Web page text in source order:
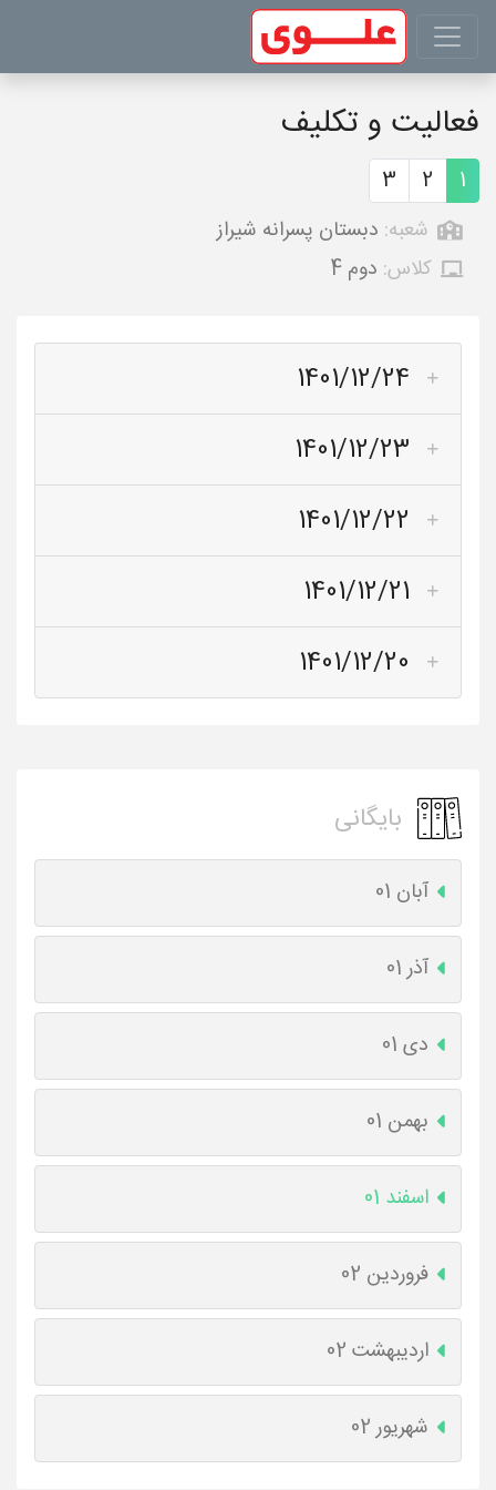
فعالیت و تکلیف
1
2
3
شعبه: دبستان پسرانه شیراز
کلاس: دوم 4
1401/12/24
1401/12/23
1401/12/22
1401/12/21
1401/12/20
بایگانی
آبان 01
آذر 01
دی 01
بهمن 01
اسفند 01
فروردین 02
اردیبهشت 02
شهریور 02